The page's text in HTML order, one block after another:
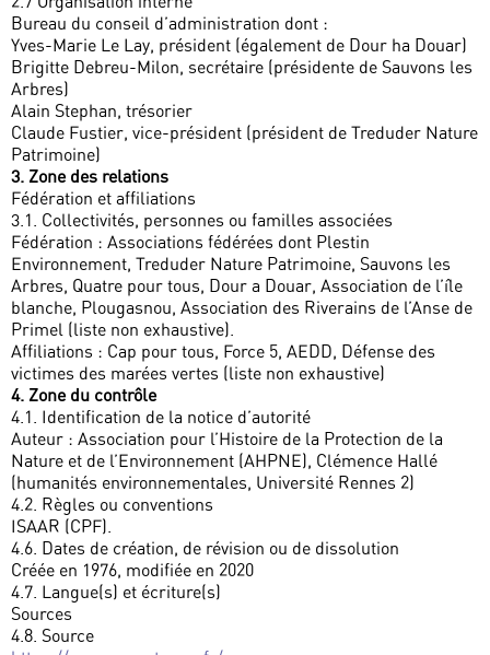
Bureau du conseil d’administration dont :
Yves-Marie Le Lay, président (également de Dour ha Douar)
Brigitte Debreu-Milon, secrétaire (présidente de Sauvons les
Arbres)
Alain Stephan, trésorier
Claude Fustier, vice-président (président de Treduder Nature
Patrimoine)
3. Zone des relations
Fédération et affiliations
3.1. Collectivités, personnes ou familles associées
Fédération : Associations fédérées dont Plestin
Environnement, Treduder Nature Patrimoine, Sauvons les
Arbres, Quatre pour tous, Dour a Douar, Association de l’île
blanche, Plougasnou, Association des Riverains de l’Anse de
Primel (liste non exhaustive).
Affiliations : Cap pour tous, Force 5, AEDD, Défense des
victimes des marées vertes (liste non exhaustive)
4. Zone du contrôle
4.1. Identification de la notice d’autorité
Auteur : Association pour l’Histoire de la Protection de la
Nature et de l’Environnement (AHPNE), Clémence Hallé
(humanités environnementales, Université Rennes 2)
4.2. Règles ou conventions
ISAAR (CPF).
4.6. Dates de création, de révision ou de dissolution
Créée en 1976, modifiée en 2020
4.7. Langue(s) et écriture(s)
Sources
4.8. Source